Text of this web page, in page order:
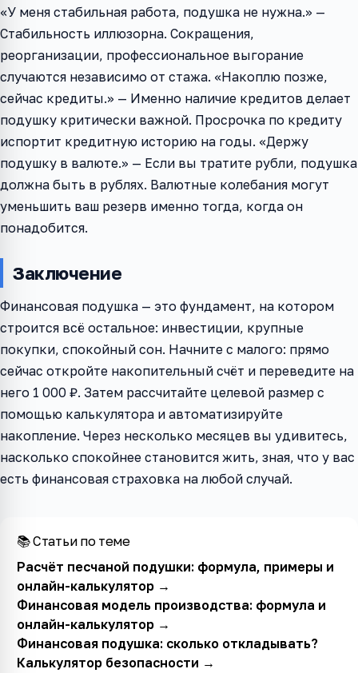
«У меня стабильная работа, подушка не нужна.» —
Стабильность иллюзорна. Сокращения,
реорганизации, профессиональное выгорание
случаются независимо от стажа. «Накоплю позже,
сейчас кредиты.» — Именно наличие кредитов делает
подушку критически важной. Просрочка по кредиту
испортит кредитную историю на годы. «Держу
подушку в валюте.» — Если вы тратите рубли, подушка
должна быть в рублях. Валютные колебания могут
уменьшить ваш резерв именно тогда, когда он
понадобится.
Заключение
Финансовая подушка — это фундамент, на котором
строится всё остальное: инвестиции, крупные
покупки, спокойный сон. Начните с малого: прямо
сейчас откройте накопительный счёт и переведите на
него 1 000 ₽. Затем рассчитайте целевой размер с
помощью калькулятора и автоматизируйте
накопление. Через несколько месяцев вы удивитесь,
насколько спокойнее становится жить, зная, что у вас
есть финансовая страховка на любой случай.
📚 Статьи по теме
Расчёт песчаной подушки: формула, примеры и
онлайн-калькулятор→
Финансовая модель производства: формула и
онлайн-калькулятор→
Финансовая подушка: сколько откладывать?
Калькулятор безопасности →